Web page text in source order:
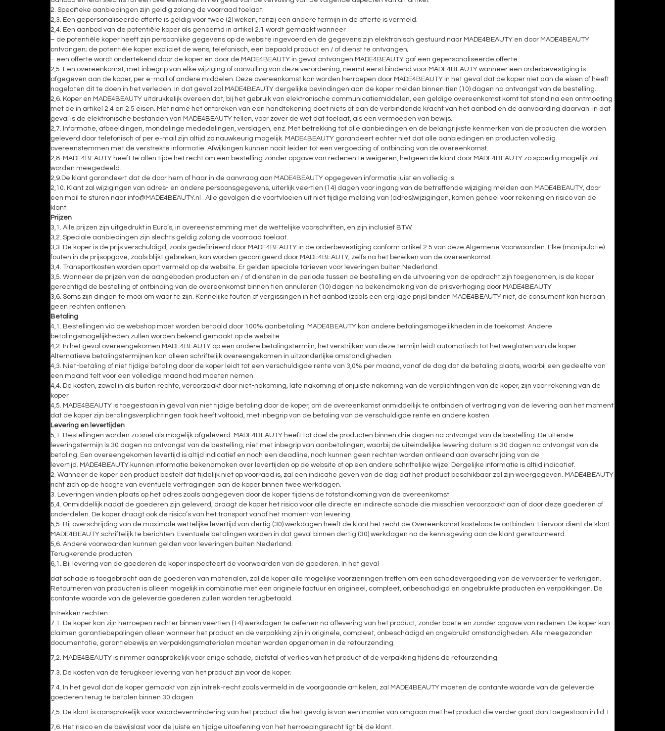
2. Specifieke aanbiedingen zijn geldig zolang de voorraad toelaat.
2,3. Een gepersonaliseerde offerte is geldig voor twee (2) weken, tenzij een andere termijn in de offerte is vermeld.
2,4. Een aanbod van de potentiële koper als genoemd in artikel 2.1 wordt gemaakt wanneer
– de potentiële koper heeft zijn persoonlijke gegevens op de website ingevoerd en de gegevens zijn elektronisch gestuurd naar MADE4BEAUTY en door MADE4BEAUTY
ontvangen; de potentiële koper expliciet de wens, telefonisch, een bepaald product en / of dienst te ontvangen;
– een offerte wordt ondertekend door de koper en door de MADE4BEAUTY in geval ontvangen MADE4BEAUTY gaf een gepersonaliseerde offerte.
2,5. Een overeenkomst, met inbegrip van elke wijziging of aanvulling van deze verordening, neemt eerst bindend voor MADE4BEAUTY wanneer een orderbevestiging is
afgegeven aan de koper, per e-mail of andere middelen. Deze overeenkomst kan worden herroepen door MADE4BEAUTY in het geval dat de koper niet aan de eisen of heeft
nagelaten dit te doen in het verleden. In dat geval zal MADE4BEAUTY dergelijke bevindingen aan de koper melden binnen tien (10) dagen na ontvangst van de bestelling.
2,6. Koper en MADE4BEAUTY uitdrukkelijk overeen dat, bij het gebruik van elektronische communicatiemiddelen, een geldige overeenkomst komt tot stand na een ontmoeting
met de in artikel 2.4 en 2.5 eisen. Met name het ontbreken van een handtekening doet niets af aan de verbindende kracht van het aanbod en de aanvaarding daarvan. In dat
geval is de elektronische bestanden van MADE4BEAUTY tellen, voor zover de wet dat toelaat, als een vermoeden van bewijs.
2,7. Informatie, afbeeldingen, mondelinge mededelingen, verslagen, enz. Met betrekking tot alle aanbiedingen en de belangrijkste kenmerken van de producten die worden
geleverd door telefonisch of per e-mail zijn altijd zo nauwkeurig mogelijk. MADE4BEAUTY garandeert echter niet dat alle aanbiedingen en producten volledig
overeenstemmen met de verstrekte informatie. Afwijkingen kunnen nooit leiden tot een vergoeding of ontbinding van de overeenkomst.
2,8. MADE4BEAUTY heeft te allen tijde het recht om een bestelling zonder opgave van redenen te weigeren, hetgeen de klant door MADE4BEAUTY zo spoedig mogelijk zal
worden meegedeeld.
2,9.De klant garandeert dat de door hem of haar in de aanvraag aan MADE4BEAUTY opgegeven informatie juist en volledig is.
2,10. Klant zal wijzigingen van adres- en andere persoonsgegevens, uiterlijk veertien (14) dagen voor ingang van de betreffende wijziging melden aan MADE4BEAUTY, door
een mail te sturen naar info@MADE4BEAUTY.nl . Alle gevolgen die voortvloeien uit niet tijdige melding van (adres)wijzigingen, komen geheel voor rekening en risico van de
klant.
Prijzen
3,1. Alle prijzen zijn uitgedrukt in Euro’s, in overeenstemming met de wettelijke voorschriften, en zijn inclusief BTW.
3,2. Speciale aanbiedingen zijn slechts geldig zolang de voorraad toelaat.
3,3. De koper is de prijs verschuldigd, zoals gedefinieerd door MADE4BEAUTY in de orderbevestiging conform artikel 2.5 van deze Algemene Voorwaarden. Elke (manipulatie)
fouten in de prijsopgave, zoals blijkt gebreken, kan worden gecorrigeerd door MADE4BEAUTY, zelfs na het bereiken van de overeenkomst.
3,4. Transportkosten worden apart vermeld op de website. Er gelden speciale tarieven voor leveringen buiten Nederland.
3,5. Wanneer de prijzen van de aangeboden producten en / of diensten in de periode tussen de bestelling en de uitvoering van de opdracht zijn toegenomen, is de koper
gerechtigd de bestelling of ontbinding van de overeenkomst binnen tien annuleren (10) dagen na bekendmaking van de prijsverhoging door MADE4BEAUTY
3,6. Soms zijn dingen te mooi om waar te zijn. Kennelijke fouten of vergissingen in het aanbod (zoals een erg lage prijs) binden MADE4BEAUTY niet, de consument kan hieraan
geen rechten ontlenen.
Betaling
4,1. Bestellingen via de webshop moet worden betaald door 100% aanbetaling. MADE4BEAUTY kan andere betalingsmogelijkheden in de toekomst. Andere
betalingsmogelijkheden zullen worden bekend gemaakt op de website.
4,2. In het geval overeengekomen MADE4BEAUTY op een andere betalingstermijn, het verstrijken van deze termijn leidt automatisch tot het weglaten van de koper.
Alternatieve betalingstermijnen kan alleen schriftelijk overeengekomen in uitzonderlijke omstandigheden.
4,3. Niet-betaling of niet tijdige betaling door de koper leidt tot een verschuldigde rente van 3,0% per maand, vanaf de dag dat de betaling plaats, waarbij een gedeelte van
een maand telt voor een volledige maand had moeten nemen.
4,4. De kosten, zowel in als buiten rechte, veroorzaakt door niet-nakoming, late nakoming of onjuiste nakoming van de verplichtingen van de koper, zijn voor rekening van de
koper.
4,5. MADE4BEAUTY is toegestaan ​​in geval van niet tijdige betaling door de koper, om de overeenkomst onmiddellijk te ontbinden of vertraging van de levering aan het moment
dat de koper zijn betalingsverplichtingen taak heeft voltooid, met inbegrip van de betaling van de verschuldigde rente en andere kosten.
Levering en levertijden
5,1. Bestellingen worden zo snel als mogelijk afgeleverd. MADE4BEAUTY heeft tot doel de producten binnen drie dagen na ontvangst van de bestelling. De uiterste
leveringstermijn is 30 dagen na ontvangst van de bestelling, niet met inbegrip van aanbetalingen, waarbij de uiteindelijke levering datum is 30 dagen na ontvangst van de
betaling. Een overeengekomen levertijd is altijd indicatief en noch een deadline, noch kunnen geen rechten worden ontleend aan overschrijding van de
levertijd. MADE4BEAUTY kunnen informatie bekendmaken over levertijden op de website of op een andere schriftelijke wijze. Dergelijke informatie is altijd indicatief.
2. Wanneer de koper een product bestelt dat tijdelijk niet op voorraad is, zal een indicatie geven van de dag dat het product beschikbaar zal zijn weergegeven. MADE4BEAUTY
richt zich op de hoogte van eventuele vertragingen aan de koper binnen twee werkdagen.
3. Leveringen vinden plaats op het adres zoals aangegeven door de koper tijdens de totstandkoming van de overeenkomst.
5,4. Onmiddellijk nadat de goederen zijn geleverd, draagt ​​de koper het risico voor alle directe en indirecte schade die misschien veroorzaakt aan of door deze goederen of
onderdelen. De koper draagt ​​ook de risico’s van het transport vanaf het moment van levering.
5,5. Bij overschrijding van de maximale wettelijke levertijd van dertig (30) werkdagen heeft de klant het recht de Overeenkomst kosteloos te ontbinden. Hiervoor dient de klant
MADE4BEAUTY schriftelijk te berichten. Eventuele betalingen worden in dat geval binnen dertig (30) werkdagen na de kennisgeving aan de klant geretourneerd.
5,6. Andere voorwaarden kunnen gelden voor leveringen buiten Nederland.
Terugkerende producten
6,1. Bij levering van de goederen de koper inspecteert de voorwaarden van de goederen. In het geval
dat schade is toegebracht aan de goederen van materialen, zal de koper alle mogelijke voorzieningen treffen om een ​​schadevergoeding van de vervoerder te verkrijgen.
Retourneren van producten is alleen mogelijk in combinatie met een originele factuur en origineel, compleet, onbeschadigd en ongebruikte producten en verpakkingen. De
contante waarde van de geleverde goederen zullen worden terugbetaald.
Intrekken rechten
7.1. De koper kan zijn herroepen rechter binnen veertien (14) werkdagen te oefenen na aflevering van het product, zonder boete en zonder opgave van redenen. De koper kan
claimen garantiebepalingen alleen wanneer het product en de verpakking zijn in originele, compleet, onbeschadigd en ongebruikt omstandigheden. Alle meegezonden
documentatie, garantiebewijs en verpakkingsmaterialen moeten worden opgenomen in de retourzending.
7,2. MADE4BEAUTY is nimmer aansprakelijk voor enige schade, diefstal of verlies van het product of de verpakking tijdens de retourzending.
7.3. De kosten van de terugkeer levering van het product zijn voor de koper.
7.4. In het geval dat de koper gemaakt van zijn intrek-recht zoals vermeld in de voorgaande artikelen, zal MADE4BEAUTY moeten de contante waarde van de geleverde
goederen terug te betalen binnen 30 dagen.
7,5. De klant is aansprakelijk voor waardevermindering van het product die het gevolg is van een manier van omgaan met het product die verder gaat dan toegestaan in lid 1.
7,6. Het risico en de bewijslast voor de juiste en tijdige uitoefening van het herroepingsrecht ligt bij de klant.